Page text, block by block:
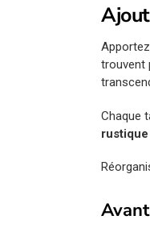
trouvent
Chaque
rustique